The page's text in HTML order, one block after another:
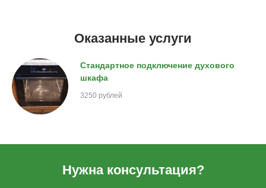
Оказанные услуги
Стандартное подключение духового
шкафа
3250 рублей
Нужна консультация?